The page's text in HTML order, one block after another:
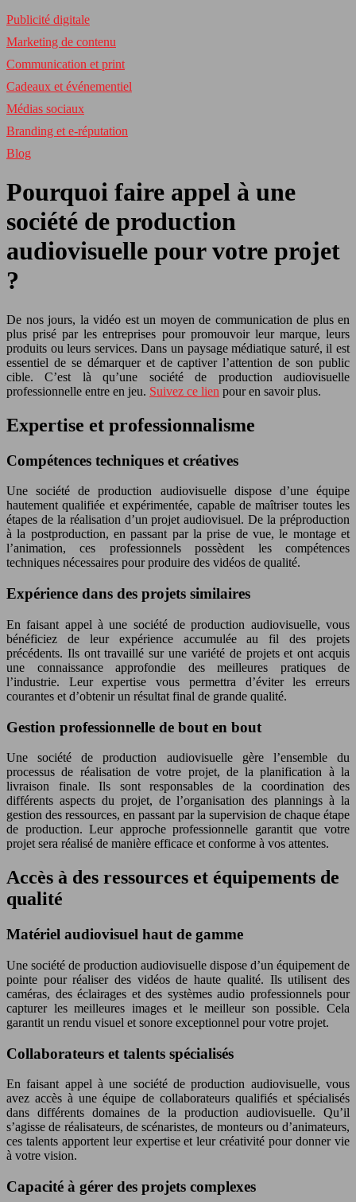
Publicité digitale
Marketing de contenu
Communication et print
Cadeaux et événementiel
Médias sociaux
Branding et e-réputation
Blog
Pourquoi faire appel à une
société de production
audiovisuelle pour votre projet
?
De nosjours, la vidéo est un moyen de communication de plus en
plus prisé par les entreprises pour promouvoir leur marque, leurs
produits ou leurs services. Dans un paysage médiatique saturé, il est
essentiel de se démarquer et de captiver l’attention de son public
cible. C’est là qu’une société de production audiovisuelle
professionnelle entre en jeu. Suivez ce lien pour en savoir plus.
Expertise et professionnalisme
Compétences techniques et créatives
Une société de production audiovisuelle dispose d’une équipe
hautement qualifiée et expérimentée, capable de maîtriser toutes les
étapes de la réalisation d’un projet audiovisuel. De la préproduction
à la postproduction, en passant par la prise de vue, le montage et
l’animation, ces professionnels possèdent les compétences
techniques nécessaires pour produire des vidéos de qualité.
Expérience dans des projets similaires
En faisant appel à une société de production audiovisuelle, vous
bénéficiez de leur expérience accumulée au fil des projets
précédents. Ils ont travaillé sur une variété de projets et ont acquis
une connaissance approfondie des meilleures pratiques de
l’industrie. Leur expertise vous permettra d’éviter les erreurs
courantes et d’obtenir un résultat final de grande qualité.
Gestion professionnelle de bout en bout
Une société de production audiovisuelle gère l’ensemble du
processus de réalisation de votre projet, de la planification à la
livraison finale. Ils sont responsables de la coordination des
différents aspects du projet, de l’organisation des plannings à la
gestion des ressources, en passant par la supervision de chaque étape
de production. Leur approche professionnelle garantit que votre
projet sera réalisé de manière efficace et conforme à vos attentes.
Accès à des ressources et équipements de
qualité
Matériel audiovisuel haut de gamme
Une société de production audiovisuelle dispose d’un équipement de
pointe pour réaliser des vidéos de haute qualité. Ils utilisent des
caméras, des éclairages et des systèmes audio professionnels pour
capturer les meilleures images et le meilleur son possible. Cela
garantit un rendu visuel et sonore exceptionnel pour votre projet.
Collaborateurs et talents spécialisés
En faisant appel à une société de production audiovisuelle, vous
avez accès à une équipe de collaborateurs qualifiés et spécialisés
dans différents domaines de la production audiovisuelle. Qu’il
s’agisse de réalisateurs, de scénaristes, de monteurs ou d’animateurs,
ces talents apportent leur expertise et leur créativité pour donner vie
à votre vision.
Capacité à gérer des projets complexes